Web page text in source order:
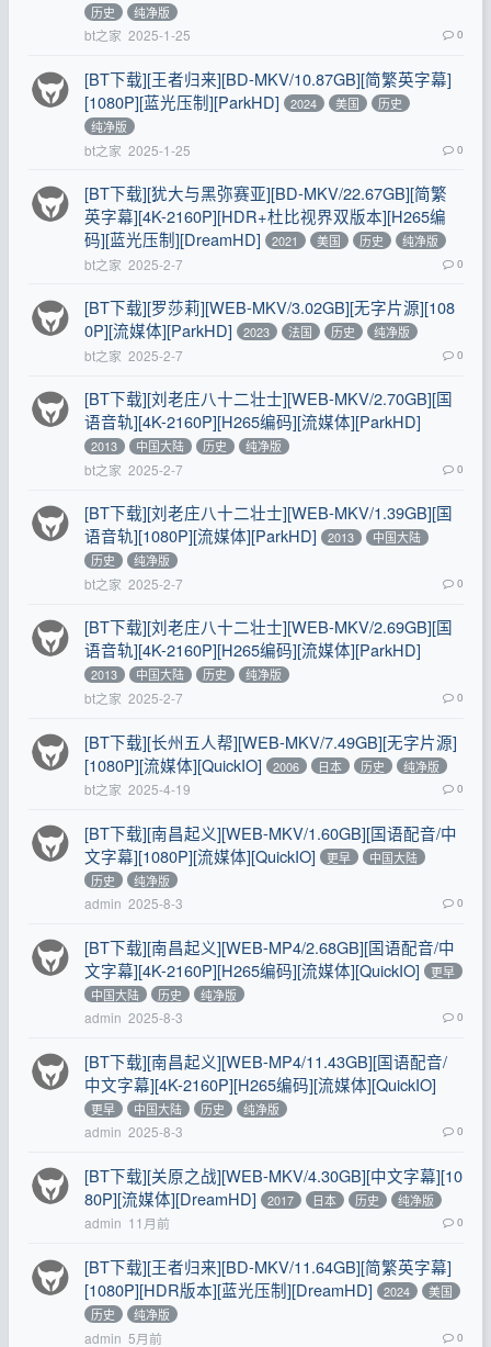
历史
纯净版
bt之家 2025-1-25 0
[BT下载][王者归来][BD-MKV/10.87GB][简繁英字幕]
[1080P][蓝光压制][ParkHD]
2024 美国
历史
纯净版
bt之家 2025-1-25 0
[BT下载][犹大与黑弥赛亚][BD-MKV/22.67GB][简繁
英字幕][4K-2160P][HDR+杜比视界双版本][H265编
码][蓝光压制][DreamHD]
2021 美国 历史 纯净版
bt之家 2025-2-7 0
[BT下载][罗莎莉][WEB-MKV/3.02GB][无字片源][108
0P][流媒体][ParkHD]
2023 法国 历史 纯净版
bt之家 2025-2-7 0
[BT下载][刘老庄八十二壮士][WEB-MKV/2.70GB][国
语音轨][4K-2160P][H265编码][流媒体][ParkHD]
2013 中国大陆 历史 纯净版
bt之家 2025-2-7 0
[BT下载][刘老庄八十二壮士][WEB-MKV/1.39GB][国
语音轨][1080P][流媒体][ParkHD]
2013
中国大陆
历史
纯净版
bt之家 2025-2-7 0
[BT下载][刘老庄八十二壮士][WEB-MKV/2.69GB][国
语音轨][4K-2160P][H265编码][流媒体][ParkHD]
2013 中国大陆 历史 纯净版
bt之家 2025-2-7 0
[BT下载][长州五人帮][WEB-MKV/7.49GB][无字片源]
[1080P][流媒体][QuickIO]
2006 日本 历史 纯净版
bt之家 2025-4-19 0
[BT下载][南昌起义][WEB-MKV/1.60GB][国语配音/中
文字幕][1080P][流媒体][QuickIO]
更早
中国大陆
历史
纯净版
admin 2025-8-3 0
[BT下载][南昌起义][WEB-MP4/2.68GB][国语配音/中
文字幕][4K-2160P][H265编码][流媒体][QuickIO]
更早
中国大陆
历史 纯净版
admin 2025-8-3 0
[BT下载][南昌起义][WEB-MP4/11.43GB][国语配音/
中文字幕][4K-2160P][H265编码][流媒体][QuickIO]
更早 中国大陆 历史 纯净版
admin 2025-8-3 0
[BT下载][关原之战][WEB-MKV/4.30GB][中文字幕][10
80P][流媒体][DreamHD]
2017 日本 历史 纯净版
admin 11月前 0
[BT下载][王者归来][BD-MKV/11.64GB][简繁英字幕]
[1080P][HDR版本][蓝光压制][DreamHD]
2024
美国
历史
纯净版
admin 5月前 0